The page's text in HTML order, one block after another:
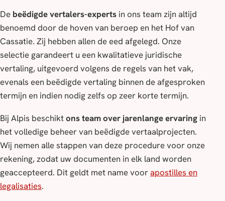
De beëdigde vertalers-experts in ons team zijn altijd
benoemd door de hoven van beroep en het Hof van
Cassatie. Zij hebben allen de eed afgelegd. Onze
selectie garandeert u een kwalitatieve juridische
vertaling, uitgevoerd volgens de regels van het vak,
evenals een beëdigde vertaling binnen de afgesproken
termijn en indien nodig zelfs op zeer korte termijn.
Bij Alpis beschiktons team over jarenlange ervaring in
het volledige beheer van beëdigde vertaalprojecten.
Wij nemen alle stappen van deze procedure voor onze
rekening, zodat uw documenten in elk land worden
geaccepteerd. Dit geldt met name voorapostilles en
legalisaties.